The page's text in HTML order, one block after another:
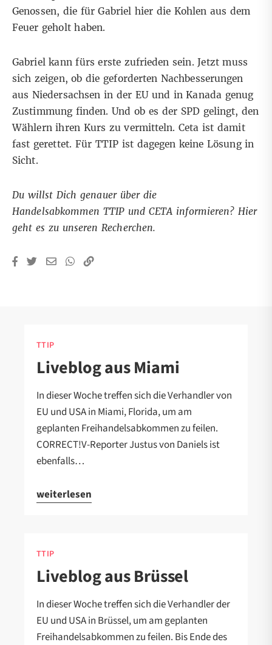
Genossen, die für Gabriel hier die Kohlen aus dem
Feuer geholt haben.
Gabriel kann fürs erste zufrieden sein. Jetzt muss
sich zeigen, ob die geforderten Nachbesserungen
aus Niedersachsen in der EU und in Kanada genug
Zustimmung finden. Und ob es der SPD gelingt, den
Wählern ihren Kurs zu vermitteln. Ceta ist damit
fast gerettet. Für TTIP ist dagegen keine Lösung in
Sicht.
Du willst Dich genauer über die
Handelsabkommen TTIP und CETA informieren?Hier
geht es zu unseren Recherchen.
TTIP
Liveblog aus Miami
In dieser Woche treffen sich die Verhandler von
EU und USA in Miami, Florida, um am
geplanten Freihandelsabkommen zu feilen.
CORRECT!V-Reporter Justus von Daniels ist
ebenfalls…
weiterlesen
TTIP
Liveblog aus Brüssel
In dieser Woche treffen sich die Verhandler der
EU und USA in Brüssel, um am geplanten
Freihandelsabkommen zu feilen. Bis Ende des